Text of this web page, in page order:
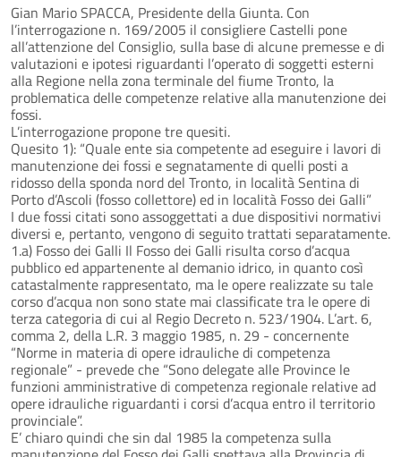
Gian Mario SPACCA, Presidente della Giunta. Con
l’interrogazione n. 169/2005 il consigliere Castelli pone
all’attenzione del Consiglio, sulla base di alcune premesse e di
valutazioni e ipotesi riguardanti l’operato di soggetti esterni
alla Regione nella zona terminale del fiume Tronto, la
problematica delle competenze relative alla manutenzione dei
fossi.
L’interrogazione propone tre quesiti.
Quesito 1): “Quale ente sia competente ad eseguire i lavori di
manutenzione dei fossi e segnatamente di quelli posti a
ridosso della sponda nord del Tronto, in località Sentina di
Porto d’Ascoli (fosso collettore) ed in località Fosso dei Galli”
I due fossi citati sono assoggettati a due dispositivi normativi
diversi e, pertanto, vengono di seguito trattati separatamente.
1.a) Fosso dei Galli Il Fosso dei Galli risulta corso d’acqua
pubblico ed appartenente al demanio idrico, in quanto così
catastalmente rappresentato, ma le opere realizzate su tale
corso d’acqua non sono state mai classificate tra le opere di
terza categoria di cui al Regio Decreto n. 523/1904. L’art. 6,
comma 2, della L.R. 3 maggio 1985, n. 29 - concernente
“Norme in materia di opere idrauliche di competenza
regionale” - prevede che “Sono delegate alle Province le
funzioni amministrative di competenza regionale relative ad
opere idrauliche riguardanti i corsi d’acqua entro il territorio
provinciale”.
E’ chiaro quindi che sin dal 1985 la competenza sulla